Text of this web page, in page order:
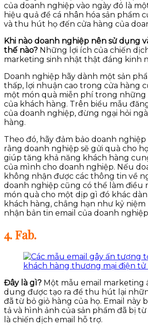
của doanh nghiệp vào ngày đó là
hiệu quả để cá nhân hóa sản phẩm
và thu hút họ đến cửa hàng của
Khi nào doanh nghiệp nên sử dụng
thế nào? Những lợi ích của chiến
marketing sinh nhật thật đáng kinh
Doanh nghiệp hãy dành một sản
thấp, lợi nhuận cao trong cửa hàng
một món quà miễn phí trong những
của khách hàng. Trên biểu mẫu
của doanh nghiệp, đừng ngại hỏi
hàng.
Theo đó, hãy đảm bảo doanh nghiệp
rằng doanh nghiệp sẽ gửi quà cho
giúp tăng khả năng khách hàng
của mình cho doanh nghiệp. Nếu
không nhận được các thông tin về
doanh nghiệp cũng có thể làm điều
món quà cho một dịp gì đó khác
khách hàng, chẳng hạn như kỷ
nhận bản tin email của doanh
4. Fab.
Đây là gì? Một mẫu email marketing
dung được tạo ra để thu hút lại
đã từ bỏ giỏ hàng của họ. Email này
tả và hình ảnh của sản phẩm đã bị
là chiến dịch email hỗ trợ.